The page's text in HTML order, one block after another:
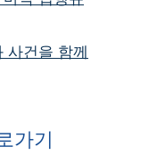
사건을 함께
가기